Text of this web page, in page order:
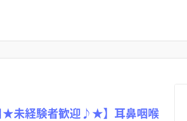
★未経験者歓迎♪★】耳鼻咽喉